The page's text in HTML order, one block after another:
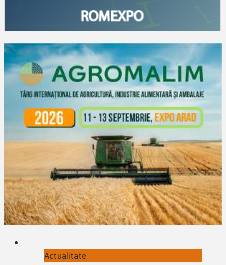
Actualitate